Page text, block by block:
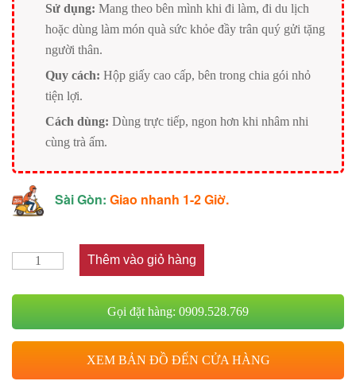
Sử dụng: Mang theo bên mình khi đi làm, đi du lịch
hoặc dùng làm món quà sức khỏe đầy trân quý gửi tặng
người thân.
Quy cách: Hộp giấy cao cấp, bên trong chia gói nhỏ
tiện lợi.
Cách dùng: Dùng trực tiếp, ngon hơn khi nhâm nhi
cùng trà ấm.
Sài Gòn: Giao nhanh 1-2 Giờ.
Thêm vào giỏ hàng
Gọi đặt hàng: 0909.528.769
XEM BẢN ĐỒ ĐẾN CỬA HÀNG